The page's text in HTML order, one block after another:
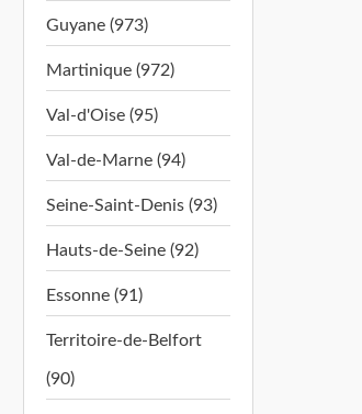
Guyane (973)
Martinique (972)
Val-d'Oise (95)
Val-de-Marne (94)
Seine-Saint-Denis (93)
Hauts-de-Seine (92)
Essonne (91)
Territoire-de-Belfort
(90)